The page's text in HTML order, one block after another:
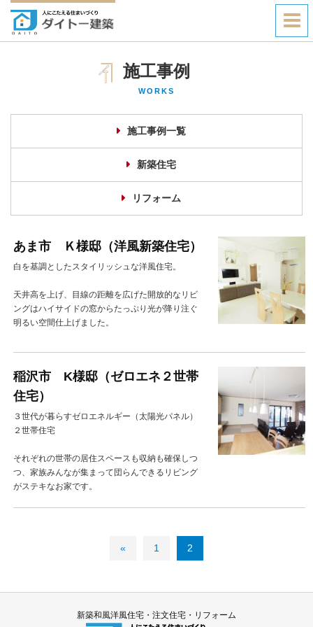
施工事例
WORKS
施工事例一覧
新築住宅
リフォーム
あま市 Ｋ様邸（洋風新築住宅）
白を基調としたスタイリッシュな洋風住宅。
天井高を上げ、目線の距離を広げた開放的なリビ
ングはハイサイドの窓からたっぷり光が降り注ぐ
明るい空間仕上げました。
稲沢市 K様邸（ゼロエネ２世帯
住宅）
３世代が暮らすゼロエネルギー（太陽光パネル）
２世帯住宅
それぞれの世帯の居住スペースも収納も確保しつ
つ、家族みんなが集まって団らんできるリビング
がステキなお家です。
« 1 2
新築和風洋風住宅・注文住宅・リフォーム